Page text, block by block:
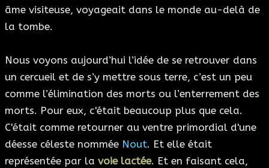
âme visiteuse, voyageait dans le monde au-delà de
la tombe.
Nous voyons aujourd’hui l’idée de se retrouver dans
un cercueil et de s’y mettre sous terre, c’est un peu
comme l’élimination des morts ou l’enterrement des
morts. Pour eux, c'était beaucoup plus que cela.
C'était comme retourner au ventre primordial d'une
déesse céleste nommée Nout. Et elle était
représentée par la voie lactée. Et en faisant cela,